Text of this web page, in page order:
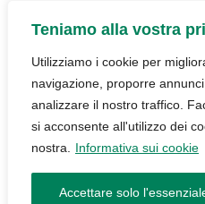
Teniamo alla vostra
Utilizziamo i cookie per
navigazione, proporre
analizzare il nostro traffico.
si acconsente all'utilizzo dei
nostra.
Informativa sui cookie
Accettare solo